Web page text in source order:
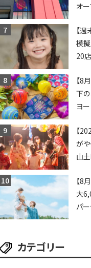
オ
レ
用
スポ
【
模
20
ソン
ブな
祭り
【8
下
ヨ
ち
ーブ
【
がや
山
ー
25
【8
大
パ
カテゴリー